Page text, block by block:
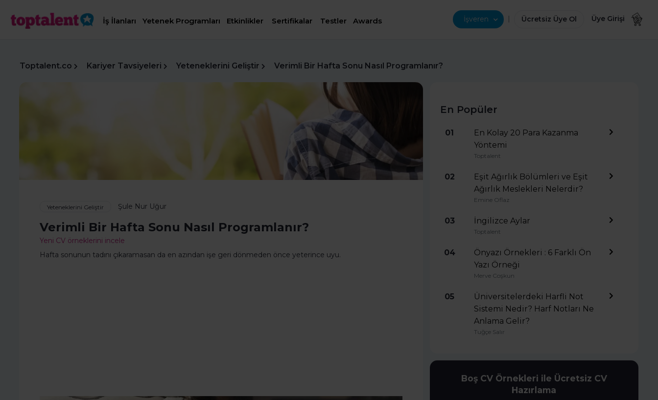
İş İlanları Yetenek Programları Etkinlikler Sertifikalar Testler Awards İşveren | Ücretsiz Üye Ol Üye Girişi
Toptalent.co Kariyer Tavsiyeleri Yeteneklerini Geliştir Verimli Bir Hafta Sonu Nasıl Programlanır?
Yeteneklerini Geliştir Şule Nur Uğur
Verimli Bir Hafta Sonu Nasıl Programlanır?
Yeni CV örneklerini incele
Hafta sonunun tadını çıkaramasan da en azından işe geri dönmeden önce yeterince uyu.
En Popüler
01
En Kolay 20 Para Kazanma
Yöntemi
Toptalent
02
Eşit Ağırlık Bölümleri ve Eşit
Ağırlık Meslekleri Nelerdir?
Emine Oflaz
03 İngilizce Aylar
Toptalent
04
Önyazı Örnekleri : 6 Farklı Ön
Yazı Örneği
Merve Coşkun
05
Üniversitelerdeki Harfli Not
Sistemi Nedir? Harf Notları Ne
Anlama Gelir?
Tuğçe Salır
Boş CV Örnekleri ile Ücretsiz CV
Hazırlama